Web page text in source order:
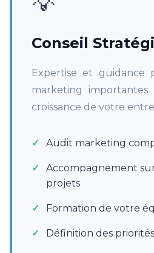
Conseil
Expertise et guidance
marketing
croissance de votre
Audit marketing
Accompagnement
projets
Formation de votre
Définition des priorités